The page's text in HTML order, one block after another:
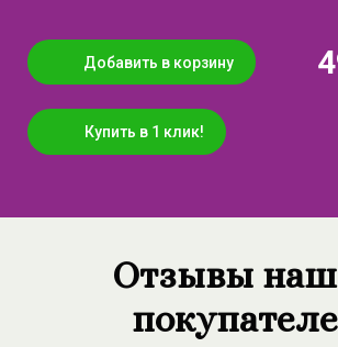
Добавить в корзину
Купить в 1 клик!
Отзывы